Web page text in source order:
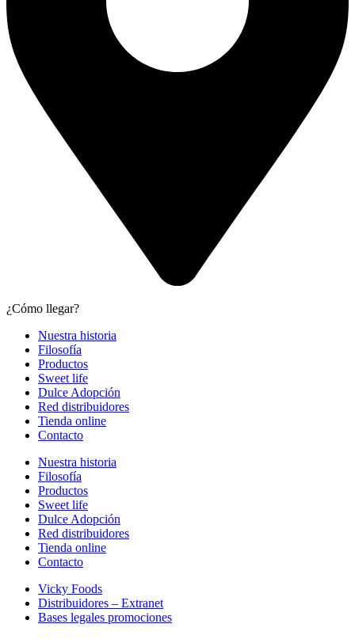
¿Cómo llegar?
Nuestra historia
Filosofía
Productos
Sweet life
Dulce Adopción
Red distribuidores
Tienda online
Contacto
Nuestra historia
Filosofía
Productos
Sweet life
Dulce Adopción
Red distribuidores
Tienda online
Contacto
Vicky Foods
Distribuidores – Extranet
Bases legales promociones